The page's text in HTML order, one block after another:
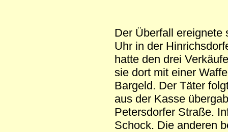
Der Überfall ereignete
Uhr in der
hatte den drei
sie dort mit einer
Bargeld. Der Täter
aus der Kasse
Petersdorfer Straße.
Schock. Die anderen